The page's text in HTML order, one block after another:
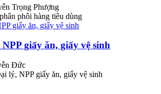
Trọng Phượng
phôi hàng tiêu dùng
giấy ăn, giấy vệ sinh
Đức
lý, NPP giấy ăn, giấy vệ sinh